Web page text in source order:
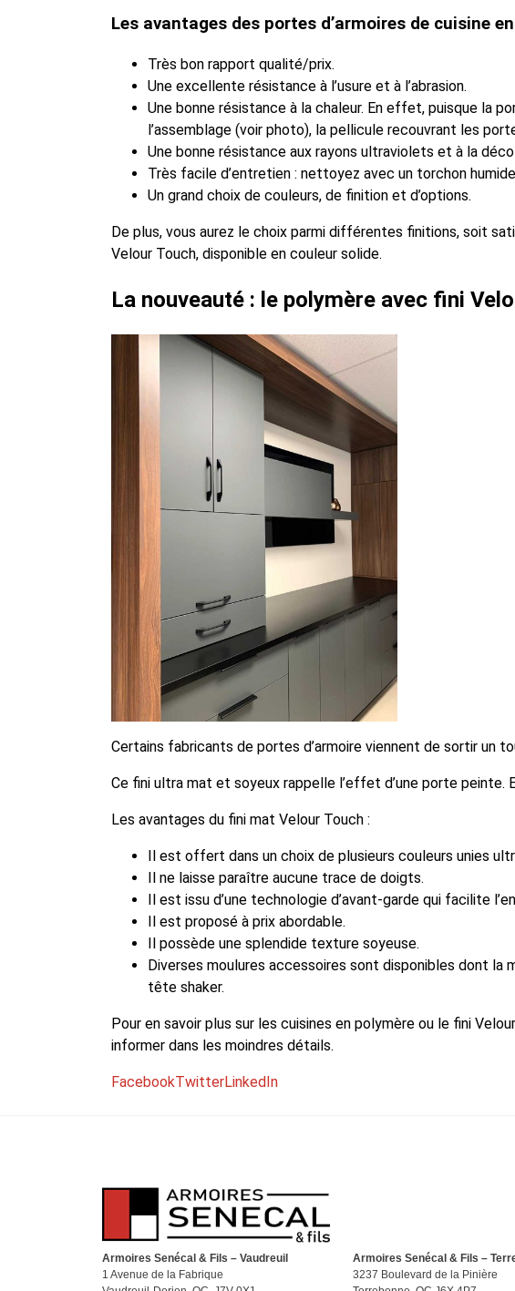
Les avantages des portes d’armoires de cuisine
Très bon rapport qualité/prix.
Une excellente résistance à l’usure et à l’abrasion.
Une bonne résistance à la chaleur. En effet, puisque la
l’assemblage (voir photo), la pellicule recouvrant les
Une bonne résistance aux rayons ultraviolets et à la
Très facile d’entretien : nettoyez avec un torchon
Un grand choix de couleurs, de finition et d’options.
De plus, vous aurez le choix parmi différentes finitions, soit
Velour Touch, disponible en couleur solide.
La nouveauté : le polymère avec fini
Certains fabricants de portes d’armoire viennent de sortir un
Ce fini ultra mat et soyeux rappelle l’effet d’une porte
Les avantages du fini mat Velour Touch :
Il est offert dans un choix de plusieurs couleurs unies
Il ne laisse paraître aucune trace de doigts.
Il est issu d’une technologie d’avant-garde qui facilite
Il est proposé à prix abordable.
Il possède une splendide texture soyeuse.
Diverses moulures accessoires sont disponibles dont
tête shaker.
Pour en savoir plus sur les cuisines en polymère ou le fini
informer dans les moindres détails.
FacebookTwitterLinkedIn
Armoires Senécal & Fils – Vaudreuil
1 Avenue de la Fabrique
Armoires Senécal & Fils –
3237 Boulevard de la Pinière